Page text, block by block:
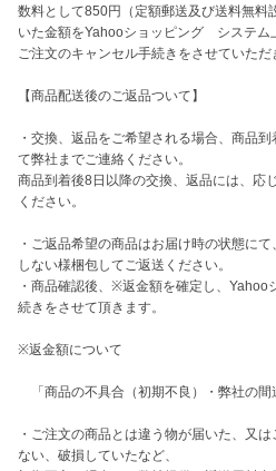
数料として850円（定額郵送及び送料無料
いた金額をYahooショッピング　システム
ご注文のキャンセル手続きをさせていただ
【商品配送後のご返品ついて】
・交換、返品をご希望される場合、商品
て弊社までご連絡ください。
商品到着後8日以降の交換、返品には、応
ください。
・ご返品希望の商品はお届け時の状態に
しない様梱包してご返送ください。
・商品確認後、※返金額を確定し、Yahoo
続きをさせて頂きます。
※返金額について
「商品の不具合（初期不良）・弊社の間
・ご注文の商品とは違う物が届いた、又
ない、破損していたなど、